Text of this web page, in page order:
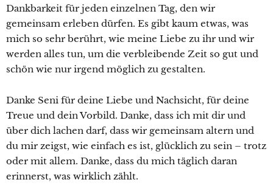
Dankbarkeit für jeden einzelnen Tag, den wir
gemeinsam erleben dürfen. Es gibt kaum etwas, was
mich so sehr berührt, wie meine Liebe zu ihr und wir
werden alles tun, um die verbleibende Zeit so gut und
schön wie nur irgend möglich zu gestalten.
Danke Seni für deine Liebe und Nachsicht, für deine
Treue und dein Vorbild. Danke, dass ich mit dir und
über dich lachen darf, dass wir gemeinsam altern und
du mir zeigst, wie einfach es ist, glücklich zu sein – trotz
oder mit allem. Danke, dass du mich täglich daran
erinnerst, was wirklich zählt.